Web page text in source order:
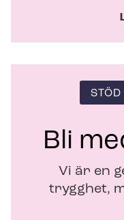
Bli
Vi är en
trygghet,